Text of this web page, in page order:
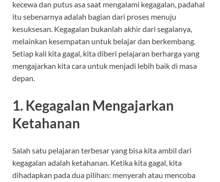
kecewa dan putus asa saat mengalami kegagalan, padahal
itu sebenarnya adalah bagian dari proses menuju
kesuksesan. Kegagalan bukanlah akhir dari segalanya,
melainkan kesempatan untuk belajar dan berkembang.
Setiap kali kita gagal, kita diberi pelajaran berharga yang
mengajarkan kita cara untuk menjadi lebih baik di masa
depan.
1. Kegagalan Mengajarkan
Ketahanan
Salah satu pelajaran terbesar yang bisa kita ambil dari
kegagalan adalah ketahanan. Ketika kita gagal, kita
dihadapkan pada dua pilihan: menyerah atau mencoba